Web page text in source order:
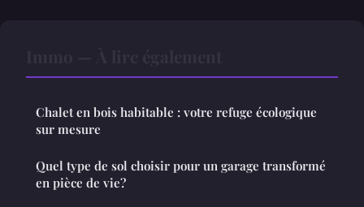
Chalet en bois habitable : votre refuge écologique
sur mesure
Quel type de sol choisir pour un garage transformé
en pièce de vie?